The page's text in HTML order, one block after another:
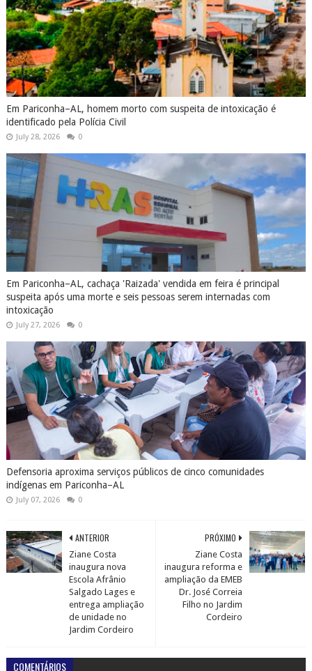
Em Pariconha–AL, homem morto com suspeita de intoxicação é
identificado pela Polícia Civil
July 28, 2026 0
Em Pariconha–AL, cachaça 'Raizada' vendida em feira é principal
suspeita após uma morte e seis pessoas serem internadas com
intoxicação
July 27, 2026 0
Defensoria aproxima serviços públicos de cinco comunidades
indígenas em Pariconha–AL
July 07, 2026 0
PRÓXIMO
Ziane Costa
inaugura reforma e
ampliação da EMEB
Dr. José Correia
Filho no Jardim
Cordeiro
ANTERIOR
Ziane Costa
inaugura nova
Escola Afrânio
Salgado Lages e
entrega ampliação
de unidade no
Jardim Cordeiro
COMENTÁRIOS